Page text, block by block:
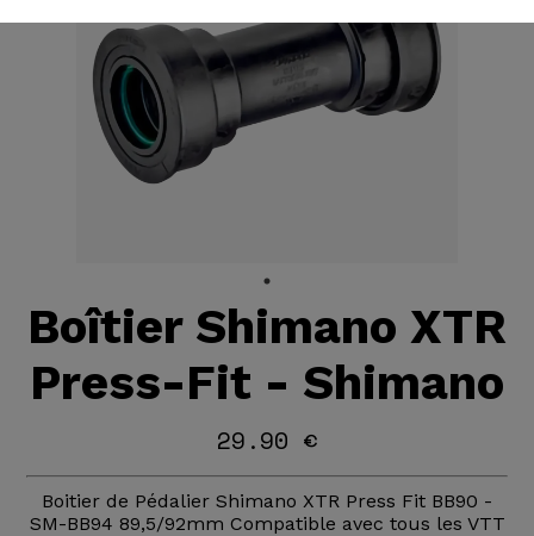
Boîtier Shimano XTR
Press-Fit - Shimano
29.90 €
Boitier de Pédalier Shimano XTR Press Fit BB90 -
SM-BB94 89,5/92mm Compatible avec tous les VTT